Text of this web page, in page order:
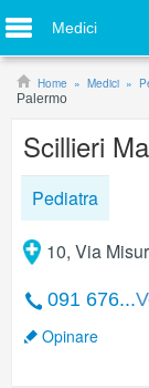
Medici
Home Medici
Palermo
Scillieri
Pediatra
10, Via
091 676...
Opinare